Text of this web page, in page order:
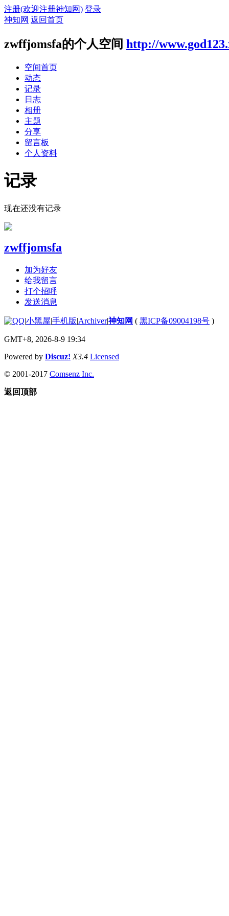
注册(欢迎注册神知网) 登录
神知网 返回首页
zwffjomsfa的个人空间 http://
空间首页
动态
记录
日志
相册
主题
分享
留言板
个人资料
记录
现在还没有记录
zwffjomsfa
加为好友
给我留言
打个招呼
发送消息
|小黑屋|手机版|Archiver|神知网 ( 黑ICP备09004198号 )
GMT+8, 2026-8-9 19:34
Powered by Discuz! X3.4 Licensed
© 2001-2017 Comsenz Inc.
返回顶部